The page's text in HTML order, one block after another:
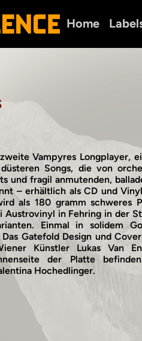
Home
Vampyres Longplayer,
Songs, die von
und fragil anmutenden,
– erhältlich als CD und
als 180 gramm schweres
Austrovinyl in Fehring in der
Einmal in solidem
Gatefold Design und
Künstler Lukas Van
der Platte
Hochedlinger.